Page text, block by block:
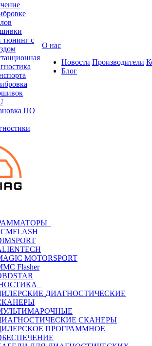
тюнинг с
ПО
О нас
Новости
Блог
Производители
MOTORSPORT
Flasher
ДИАГНОСТИЧЕСКИЕ
СКАНЕРЫ
ПРОГРАММНОЕ